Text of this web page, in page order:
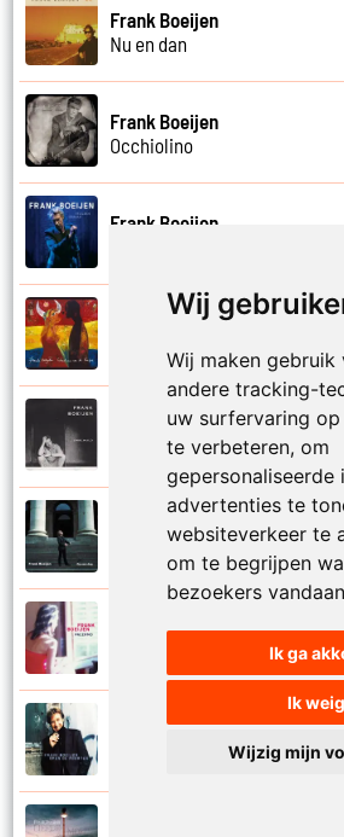
Wij
Wij maken gebruik
andere tracking-
uw surfervaring
te verbeteren, om
gepersonaliseerde
advertenties te
websiteverkeer te
om te begrijpen
bezoekers
Ik ga
Ik
Wijzig mijn
Frank Boeijen
Nu en dan
Frank Boeijen
Occhiolino
Frank Boeijen
Frank Boeijen
Onder ons
Frank Boeijen
Onschuld
Frank Boeijen
Op een dag
Frank Boeijen
Frank Boeijen
Open de poorten